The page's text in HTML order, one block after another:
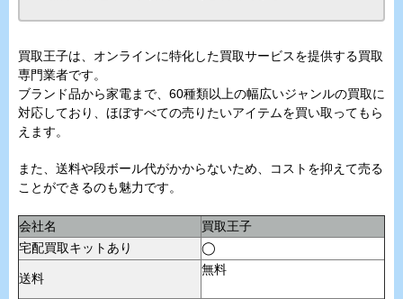
買取王子は、オンラインに特化した買取サービスを提供する買取
専門業者です。
ブランド品から家電まで、60種類以上の幅広いジャンルの買取に
対応しており、ほぼすべての売りたいアイテムを買い取ってもら
えます。
また、送料や段ボール代がかからないため、コストを抑えて売る
ことができるのも魅力です。
会社名
買取王子
宅配買取キットあり
◯
送料
無料